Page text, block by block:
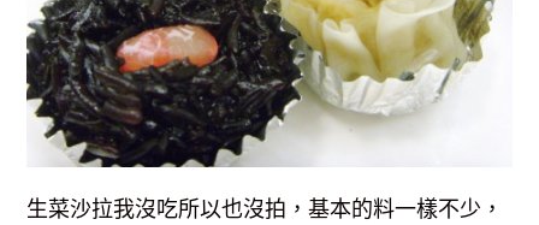
生菜沙拉我沒吃所以也沒拍，基本的料一樣不少，